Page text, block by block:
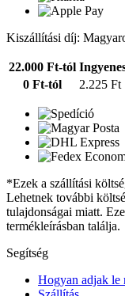
Kiszállítási díj:
22.000 Ft-tól
0 Ft-tól
2.225 Ft
*Ezek a szállítási
Lehetnek további
tulajdonságai miatt.
termékleírásban találja.
Segítség
Hogyan adjak le